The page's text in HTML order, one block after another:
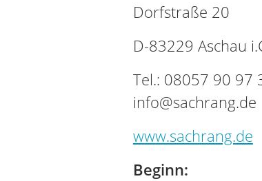
Dorfstraße 20
D-83229 Aschau
Tel.: 08057 90
info@sachrang.de
www.sachrang.de
Beginn: